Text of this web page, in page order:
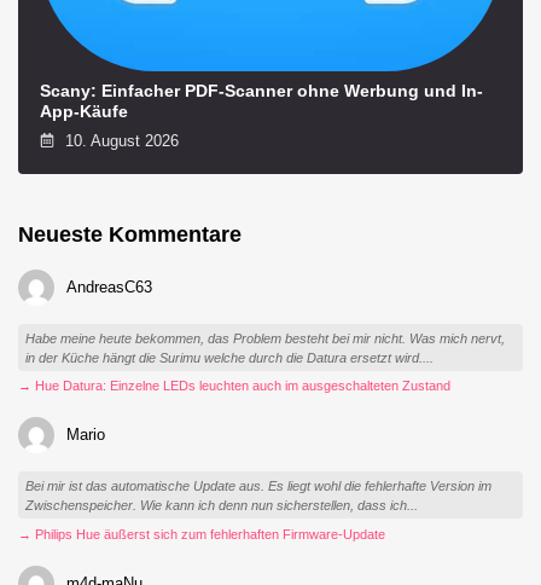
Scany: Einfacher PDF-Scanner ohne Werbung und In-
App-Käufe
10. August 2026
Neueste Kommentare
AndreasC63
Habe meine heute bekommen, das Problem besteht bei mir nicht. Was mich nervt,
in der Küche hängt die Surimu welche durch die Datura ersetzt wird....
→ Hue Datura: Einzelne LEDs leuchten auch im ausgeschalteten Zustand
Mario
Bei mir ist das automatische Update aus. Es liegt wohl die fehlerhafte Version im
Zwischenspeicher. Wie kann ich denn nun sicherstellen, dass ich...
→ Philips Hue äußerst sich zum fehlerhaften Firmware-Update